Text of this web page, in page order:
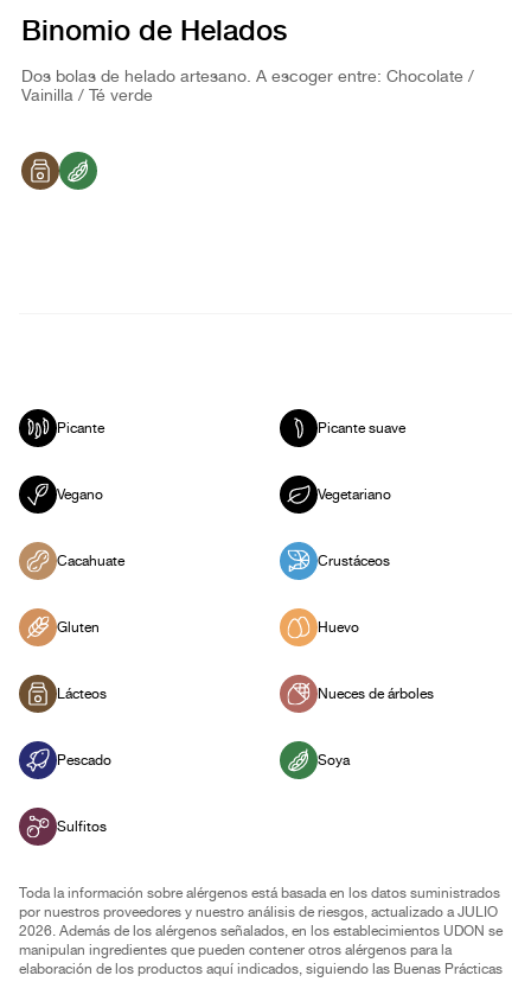
Binomio de Helados
Dos bolas de helado artesano. A escoger entre: Chocolate /
Vainilla / Té verde
Picante Picante suave
Vegano Vegetariano
Cacahuate Crustáceos
Gluten Huevo
Lácteos Nueces de árboles
Pescado Soya
Sulfitos
Toda la información sobre alérgenos está basada en los datos suministrados
por nuestros proveedores y nuestro análisis de riesgos, actualizado a JULIO
2026. Además de los alérgenos señalados, en los establecimientos UDON se
manipulan ingredientes que pueden contener otros alérgenos para la
elaboración de los productos aquí indicados, siguiendo las Buenas Prácticas